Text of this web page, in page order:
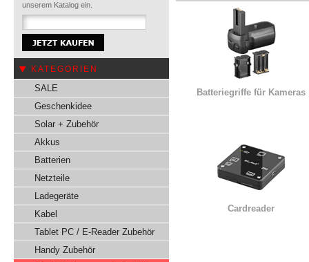
unserem Katalog ein.
KATEGORIEN
SALE
Geschenkidee
Solar + Zubehör
Akkus
Batterien
Netzteile
Ladegeräte
Kabel
Tablet PC / E-Reader Zubehör
Handy Zubehör
Batteriegriffe für Kameras
Cardreader